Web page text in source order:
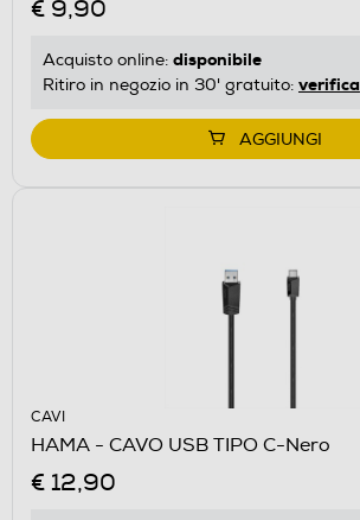
€ 9,90
Acquisto online: disponibile
Ritiro in negozio in 30' gratuito: verifica
AGGIUNGI
CAVI
HAMA - CAVO USB TIPO C-Nero
€ 12,90